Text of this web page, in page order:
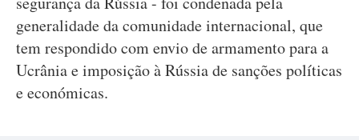
generalidade da comunidade internacional, que
tem respondido com envio de armamento para a
Ucrânia e imposição à Rússia de sanções políticas
e económicas.